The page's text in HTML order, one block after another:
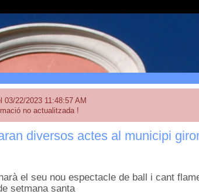
03/22/2023 11:48:57 AM
no actualitzada !
diversos actes al municipi
el seu nou espectacle de ball i cant
setmana santa